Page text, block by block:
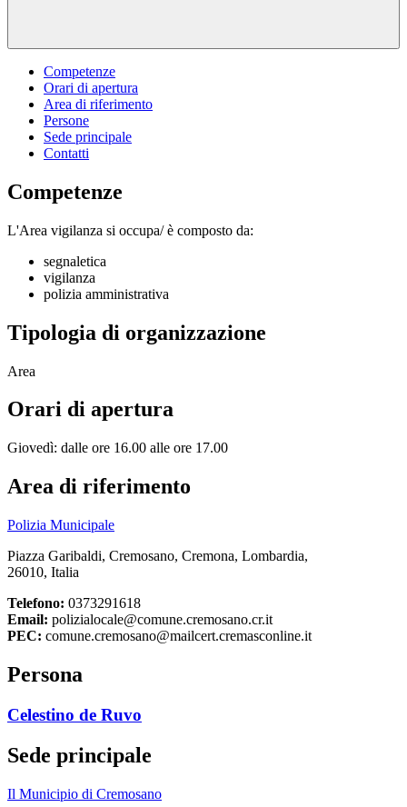
Competenze
Orari di apertura
Area di riferimento
Persone
Sede principale
Contatti
Competenze
L'Area vigilanza si occupa/ è composto da:
segnaletica
vigilanza
polizia amministrativa
Tipologia di organizzazione
Area
Orari di apertura
Giovedì: dalle ore 16.00 alle ore 17.00
Area di riferimento
Polizia Municipale
Piazza Garibaldi, Cremosano, Cremona, Lombardia,
26010, Italia
Telefono: 0373291618
Email: polizialocale@comune.cremosano.cr.it
PEC: comune.cremosano@mailcert.cremasconline.it
Persona
Celestino de Ruvo
Sede principale
Il Municipio di Cremosano